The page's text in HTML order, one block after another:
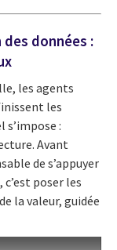
données :
les agents
les
s’impose :
Avant
de s’appuyer
poser les
la valeur, guidée